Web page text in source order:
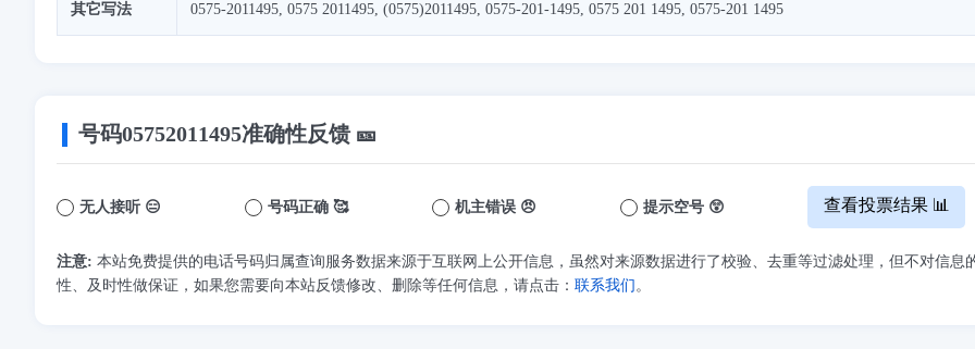
其它写法 0575-2011495, 0575 2011495, (0575)2011495, 0575-201-1495, 0575 201 1495, 0575-201 1495
号码05752011495准确性反馈 🎫
无人接听 😑 号码正确 🥰 机主错误 😠 提示空号 😲 查看投票结果 📊
注意: 本站免费提供的电话号码归属查询服务数据来源于互联网上公开信息，虽然对来源数据进行了校验、去重等过滤处理，但不对信息
性、及时性做保证，如果您需要向本站反馈修改、删除等任何信息，请点击： 联系我们 。